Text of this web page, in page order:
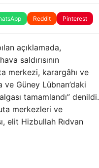
Reddit Pinterest
açıklamada,
saldırısının
merkezi, karargâhı ve
ve Güney Lübnan’daki
tamamlandı” denildi.
merkezleri ve
elit Hizbullah Rıdvan